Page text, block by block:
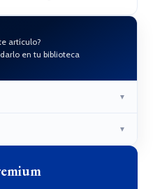
artículo?
en tu biblioteca
▼
▼